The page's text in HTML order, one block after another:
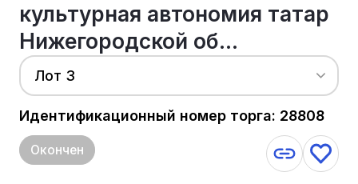
культурная автономия татар
Нижегородской об...
Лот 3
Идентификационный номер торга: 28808
Окончен